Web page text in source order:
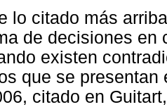
lo citado más
de decisiones en
existen
que se
citado en